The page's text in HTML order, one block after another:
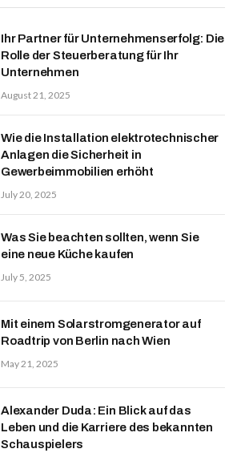
Ihr Partner für Unternehmenserfolg: Die
Rolle der Steuerberatung für Ihr
Unternehmen
August 21, 2025
Wie die Installation elektrotechnischer
Anlagen die Sicherheit in
Gewerbeimmobilien erhöht
July 20, 2025
Was Sie beachten sollten, wenn Sie
eine neue Küche kaufen
July 5, 2025
Mit einem Solarstromgenerator auf
Roadtrip von Berlin nach Wien
May 21, 2025
Alexander Duda: Ein Blick auf das
Leben und die Karriere des bekannten
Schauspielers